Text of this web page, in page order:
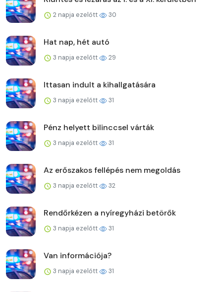
2 napja ezelőtt 30
Hat nap, hét autó
3 napja ezelőtt 29
Ittasan indult a kihallgatására
3 napja ezelőtt 31
Pénz helyett bilinccsel várták
3 napja ezelőtt 31
Az erőszakos fellépés nem megoldás
3 napja ezelőtt 32
Rendőrkézen a nyíregyházi betörők
3 napja ezelőtt 31
Van információja?
3 napja ezelőtt 31